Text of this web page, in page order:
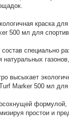
краска для
500 мл для
специально
высыхает
Marker 500 мл
формулой,
простои и